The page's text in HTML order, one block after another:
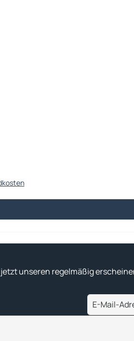
unseren regelmäßig